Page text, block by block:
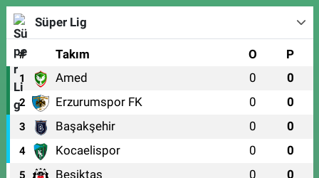
Süper Lig
# Takım O P
1 Amed 0 0
2 Erzurumspor FK 0 0
3 Başakşehir 0 0
4 Kocaelispor 0 0
Beşiktaş 0 0